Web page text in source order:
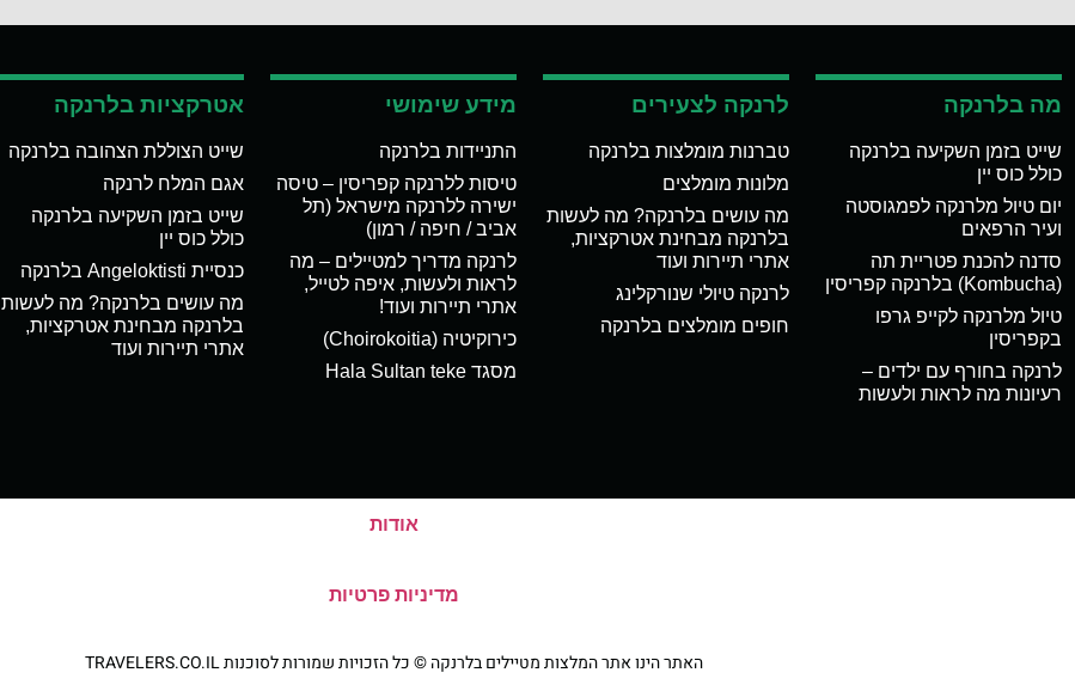
מה בלרנקה
שייט בזמן השקיעה בלרנקה
כולל כוס יין
יום טיול מלרנקה לפמגוסטה
ועיר הרפאים
סדנה להכנת פטריית תה
(Kombucha) בלרנקה קפריסין
טיול מלרנקה לקייפ גרפו
בקפריסין
לרנקה בחורף עם ילדים –
רעיונות מה לראות ולעשות
לרנקה לצעירים
טברנות מומלצות בלרנקה
מלונות מומלצים
מה עושים בלרנקה? מה לעשות
בלרנקה מבחינת אטרקציות,
אתרי תיירות ועוד
לרנקה טיולי שנורקלינג
חופים מומלצים בלרנקה
מידע שימושי
התניידות בלרנקה
טיסות ללרנקה קפריסין – טיסה
ישירה ללרנקה מישראל (תל
אביב / חיפה / רמון)
לרנקה מדריך למטיילים – מה
לראות ולעשות, איפה לטייל,
אתרי תיירות ועוד!
כירוקיטיה (Choirokoitia)
מסגד Hala Sultan teke
אטרקציות בלרנקה
שייט הצוללת הצהובה בלרנקה
אגם המלח לרנקה
שייט בזמן השקיעה בלרנקה
כולל כוס יין
כנסיית Angeloktisti בלרנקה
מה עושים בלרנקה? מה לעשות
בלרנקה מבחינת אטרקציות,
אתרי תיירות ועוד
אודות
מדיניות פרטיות
האתר הינו אתר המלצות מטיילים בלרנקה © כל הזכויות שמורות לסוכנות TRAVELERS.CO.IL